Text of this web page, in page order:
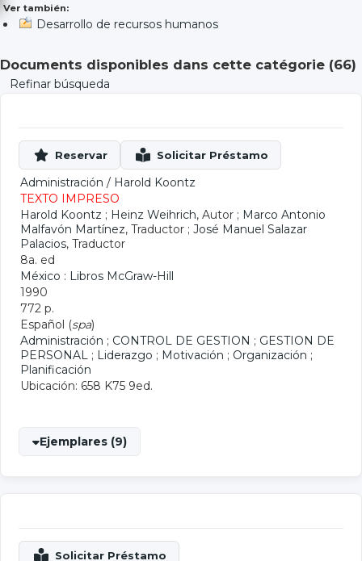
Ver también:
Desarrollo de recursos humanos
Documents disponibles dans cette catégorie (66)
Refinar búsqueda
Administración / Harold Koontz
TEXTO IMPRESO
Harold Koontz ; Heinz Weihrich, Autor ; Marco Antonio
Malfavón Martínez, Traductor ; José Manuel Salazar
Palacios, Traductor
8a. ed
México : Libros McGraw-Hill
1990
772 p.
Español (spa)
Administración ; CONTROL DE GESTION ; GESTION DE
PERSONAL ; Liderazgo ; Motivación ; Organización ;
Planificación
Ubicación: 658 K75 9ed.
Ejemplares (9)